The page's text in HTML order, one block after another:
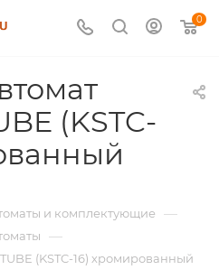
0
(KSTC-
и комплектующие —
—
(KSTC-16) хромированный